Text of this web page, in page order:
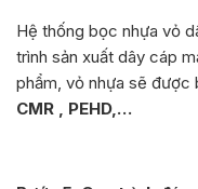
Hệ thống bọc nhựa vỏ
trình sản xuất dây cáp
phẩm, vỏ nhựa sẽ được
CMR , PEHD,…